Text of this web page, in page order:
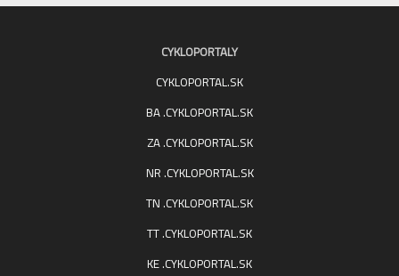
CYKLOPORTALY
CYKLOPORTAL.SK
BA .CYKLOPORTAL.SK
ZA .CYKLOPORTAL.SK
NR .CYKLOPORTAL.SK
TN .CYKLOPORTAL.SK
TT .CYKLOPORTAL.SK
KE .CYKLOPORTAL.SK